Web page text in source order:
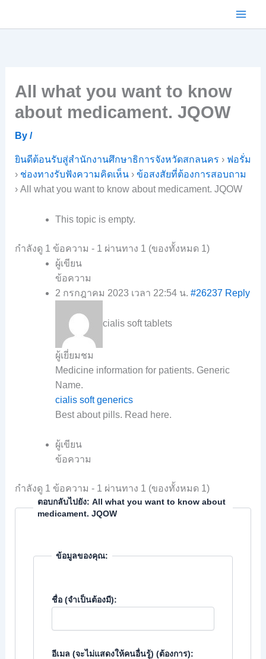
All what you want to know
about medicament. JQOW
By /
ยินดีต้อนรับสู่สำนักงานศึกษาธิการจังหวัดสกลนคร › ฟอรั่ม
› ช่องทางรับฟังความคิดเห็น › ข้อสงสัยที่ต้องการสอบถาม
› All what you want to know about medicament. JQOW
This topic is empty.
กำลังดู 1 ข้อความ - 1 ผ่านทาง 1 (ของทั้งหมด 1)
ผู้เขียน
ข้อความ
2 กรกฎาคม 2023 เวลา 22:54 น. #26237 Reply
cialis soft tablets
ผู้เยี่ยมชม
Medicine information for patients. Generic
Name.
cialis soft generics
Best about pills. Read here.
ผู้เขียน
ข้อความ
กำลังดู 1 ข้อความ - 1 ผ่านทาง 1 (ของทั้งหมด 1)
ตอบกลับไปยัง: All what you want to know about
medicament. JQOW
ข้อมูลของคุณ:
ชื่อ (จำเป็นต้องมี):
อีเมล (จะไม่แสดงให้คนอื่นรู้) (ต้องการ):